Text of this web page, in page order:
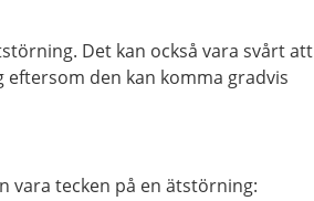
Det kan också vara svårt att
den kan komma gradvis
vara tecken på en ätstörning: